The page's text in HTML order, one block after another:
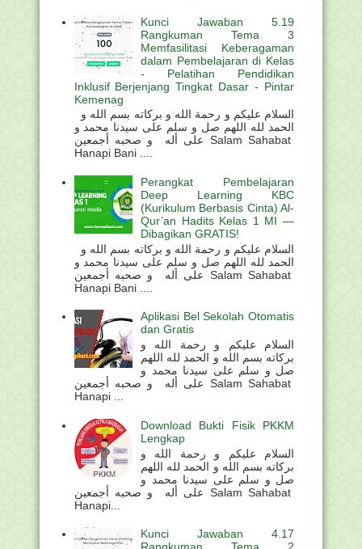
Kunci Jawaban 5.19
Rangkuman Tema 3
Memfasilitasi Keberagaman
dalam Pembelajaran di Kelas
- Pelatihan Pendidikan
Inklusif Berjenjang Tingkat Dasar - Pintar
Kemenag
الحمد لله اللهم صل و سلم على سيدنا محمد و
على أله و صحبه أجمعين Salam Sahabat
Hanapi Bani ....
Perangkat Pembelajaran
Deep Learning KBC
(Kurikulum Berbasis Cinta) Al-
Qur’an Hadits Kelas 1 MI —
Dibagikan GRATIS!
الحمد لله اللهم صل و سلم على سيدنا محمد و
على أله و صحبه أجمعين Salam Sahabat
Hanapi Bani ....
Aplikasi Bel Sekolah Otomatis
dan Gratis
السلام عليكم و رحمة الله و
بركاته بسم الله و الحمد لله اللهم
صل و سلم على سيدنا محمد و
على أله و صحبه أجمعين Salam Sahabat
Hanapi ...
Download Bukti Fisik PKKM
Lengkap
السلام عليكم و رحمة الله و
بركاته بسم الله و الحمد لله اللهم
صل و سلم على سيدنا محمد و
على أله و صحبه أجمعين Salam Sahabat
Hanapi...
Kunci Jawaban 4.17